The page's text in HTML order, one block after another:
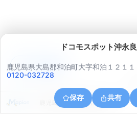
ドコモスポット沖永
鹿児島県大島郡和泊町大字和泊１２１１
0120-032728
保存 共有
鹿児島県大島郡和泊町出花
アプリで見る